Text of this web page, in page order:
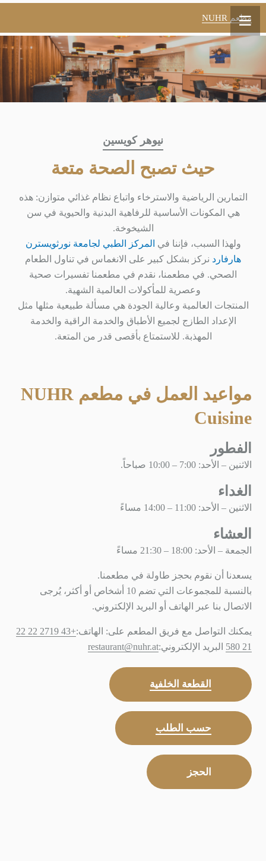
مطعم NUHR
نيوهر كويسين
حيث تصبح الصحة متعة
التمارين الرياضية والاسترخاء واتباع نظام غذائي متوازن: هذه
هي المكونات الأساسية للرفاهية البدنية والحيوية في سن
الشيخوخة.
ولهذا السبب، فإننا في المركز الطبي لجامعة نورثويسترن
هارفارد نركز بشكل كبير على الانغماس في تناول الطعام
الصحي. في مطعمنا، نقدم في مطعمنا تفسيرات صحية
وعصرية للمأكولات العالمية الشهية.
المنتجات العالمية وعالية الجودة هي مسألة طبيعية مثلها مثل
الإعداد الطازج لجميع الأطباق والخدمة الراقية والخدمة
المهذبة. للاستمتاع بأقصى قدر من المتعة.
مواعيد العمل في مطعم NUHR
Cuisine
الفطور
الاثنين – الأحد: 7:00 – 10:00 صباحاً.
الغداء
الاثنين – الأحد: 11:00 – 14:00 مساءً
العشاء
الجمعة – الأحد: 18:00 – 21:30 مساءً
يسعدنا أن نقوم بحجز طاولة في مطعمنا.
بالنسبة للمجموعات التي تضم 10 أشخاص أو أكثر، يُرجى
الاتصال بنا عبر الهاتف أو البريد الإلكتروني.
يمكنك التواصل مع فريق المطعم على: الهاتف:
+43 2719 22 22
21 580
البريد الإلكتروني:restaurant@nuhr.at
القطعة الخلفية
حسب الطلب
الحجز